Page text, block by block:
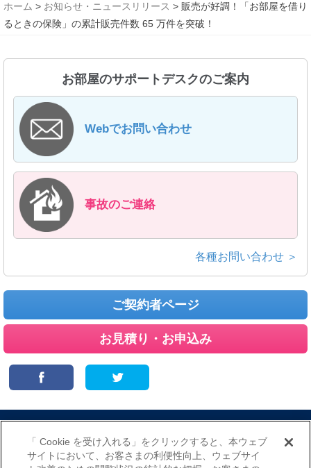
ホーム > お知らせ・ニュースリリース > 販売が好調！「お部屋を借り
るときの保険」の累計販売件数 65 万件を突破！
お部屋のサポートデスクのご案内
Webでお問い合わせ
事故のご連絡
各種お問い合わせ ＞
ご契約者ページ
お見積り・お申込み
プライバシーポリシー
（個人情報のお取扱いについて）
「 Cookie を受け入れる」をクリックすると、本ウェブ
サイトにおいて、お客さまの利便性向上、ウェブサイ